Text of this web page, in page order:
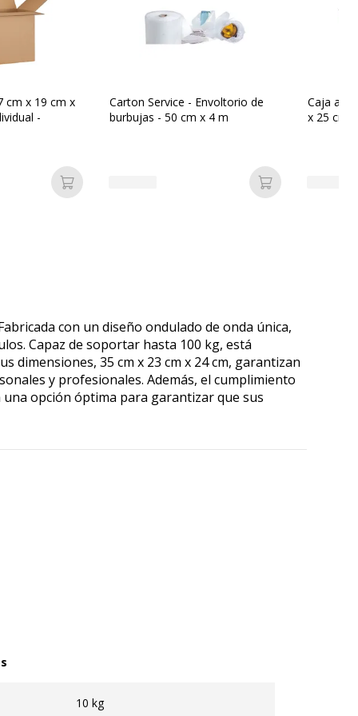
cm x 19 cm x
-
Añadir a la cesta
Carton Service - Envoltorio de
burbujas - 50 cm x 4 m
Añadir a la
Caja
x 25 cm
con un diseño ondulado de onda única,
Capaz de soportar hasta 100 kg, está
dimensiones, 35 cm x 23 cm x 24 cm, garantizan
y profesionales. Además, el cumplimiento
una opción óptima para garantizar que sus
10 kg